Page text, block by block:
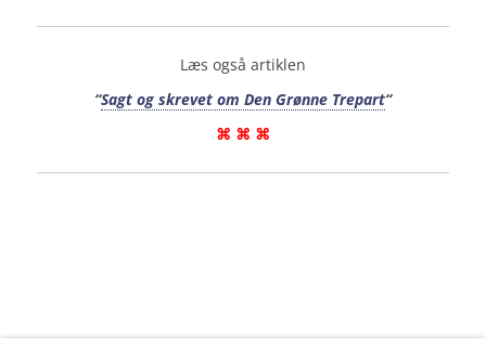
Læs også artiklen
“Sagt og skrevet om Den Grønne Trepart“
⌘ ⌘ ⌘